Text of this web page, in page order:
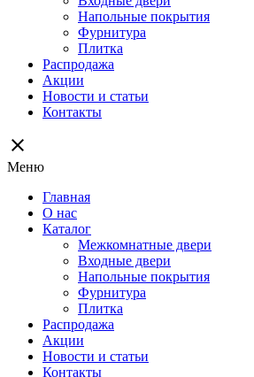
Напольные покрытия
Фурнитура
Плитка
Распродажа
Акции
Новости и статьи
Контакты
close
Меню
Главная
О нас
Каталог
Межкомнатные двери
Входные двери
Напольные покрытия
Фурнитура
Плитка
Распродажа
Акции
Новости и статьи
Контакты